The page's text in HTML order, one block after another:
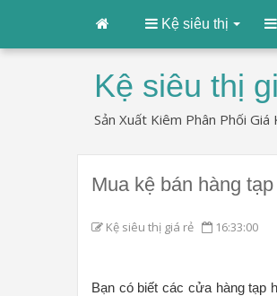
Kệ siêu thị
Kệ siêu thị
Sản Xuất Kiêm Phân Phối Giá
Mua kệ bán hàng
Kệ siêu thị giá rẻ 16:33:00
Bạn có biết các cửa hàng tạp